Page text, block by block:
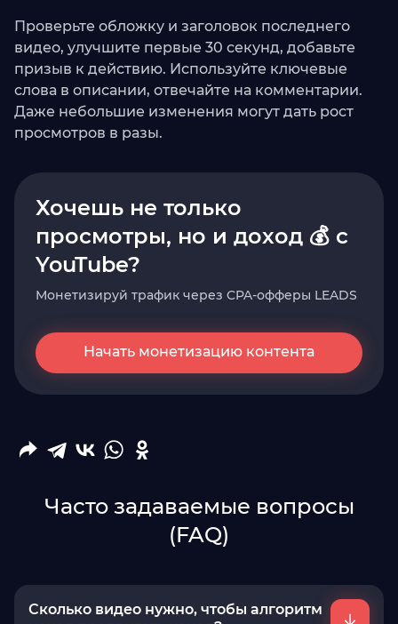
Проверьте обложку и заголовок последнего
видео, улучшите первые 30 секунд, добавьте
призыв к действию. Используйте ключевые
слова в описании, отвечайте на комментарии.
Даже небольшие изменения могут дать рост
просмотров в разы.
Хочешь не только
просмотры, но и доход 💰 с
YouTube?
Монетизируй трафик через CPA-офферы LEADS
Начать монетизацию контента
Часто задаваемые вопросы
(FAQ)
Сколько видео нужно, чтобы алгоритм